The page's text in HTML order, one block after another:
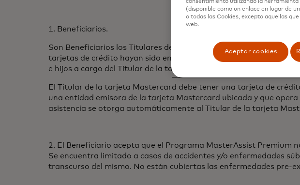
1. Beneficiarios.
Son Beneficiarios los Titulares de la tarjeta Mastercard®
tarjetas de crédito hayan sido emitidas en Argentina por
e hijos a cargo del Titular de la tarjeta menores de 25 años, ya sea
El Titular de la tarjeta Mastercard debe tener una tarjeta de
una entidad emisora de la tarjeta Mastercard ubicada y que
asistencia se otorga automáticamente al Titular de la tarjeta
2. El Beneficiario acepta que el Programa MasterAssist Premium
Se encuentra limitado a casos de accidentes y/o enfermedades
transcurso del mismo. No están cubiertas las enfermedades pre-
consentimiento utilizando la
(disponible como un enlace en lugar de
o todas las Cookies, excepto aquellas
web.
Aceptar cookies